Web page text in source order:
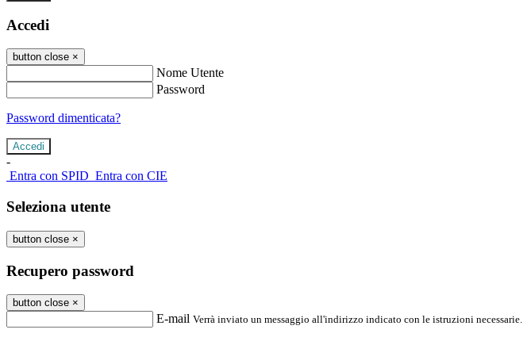
Accedi
button close ×
Nome Utente
Password
Password dimenticata?
-
Entra con SPID Entra con CIE
Seleziona utente
button close ×
Recupero password
button close ×
E-mail Verrà inviato un messaggio all'indirizzo indicato con le istruzioni necessarie.